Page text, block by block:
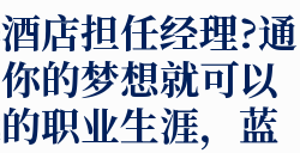
店担任经理?通
的梦想就可以
职业生涯，蓝